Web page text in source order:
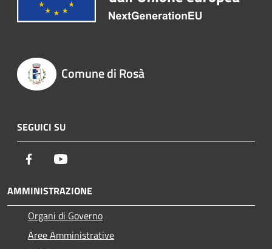
Comune di Rosà
SEGUICI SU
Facebook
AMMINISTRAZIONE
Organi di Governo
Aree Amministrative